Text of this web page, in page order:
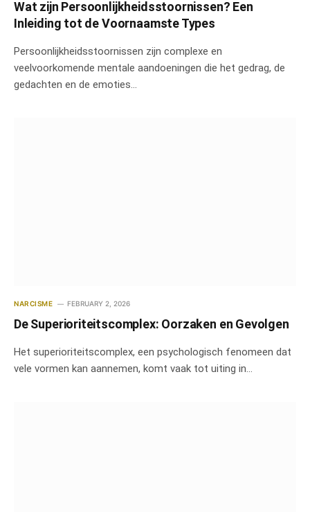
Wat zijn Persoonlijkheidsstoornissen? Een
Inleiding tot de Voornaamste Types
Persoonlijkheidsstoornissen zijn complexe en
veelvoorkomende mentale aandoeningen die het gedrag, de
gedachten en de emoties…
NARCISME FEBRUARY 2, 2026
De Superioriteitscomplex: Oorzaken en Gevolgen
Het superioriteitscomplex, een psychologisch fenomeen dat
vele vormen kan aannemen, komt vaak tot uiting in…